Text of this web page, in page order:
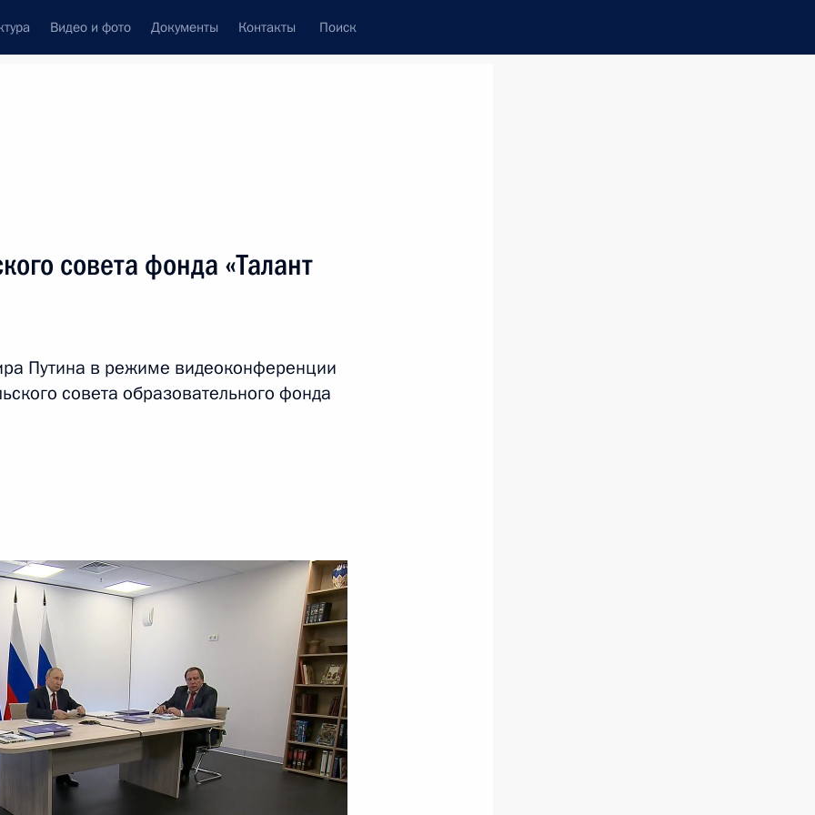
Видео и фото Документы Контакты Поиск
о ситуации с пожарами
края Вениамином
и учителям
совета фонда «Талант
Путина в режиме видеоконференции
совета образовательного фонда